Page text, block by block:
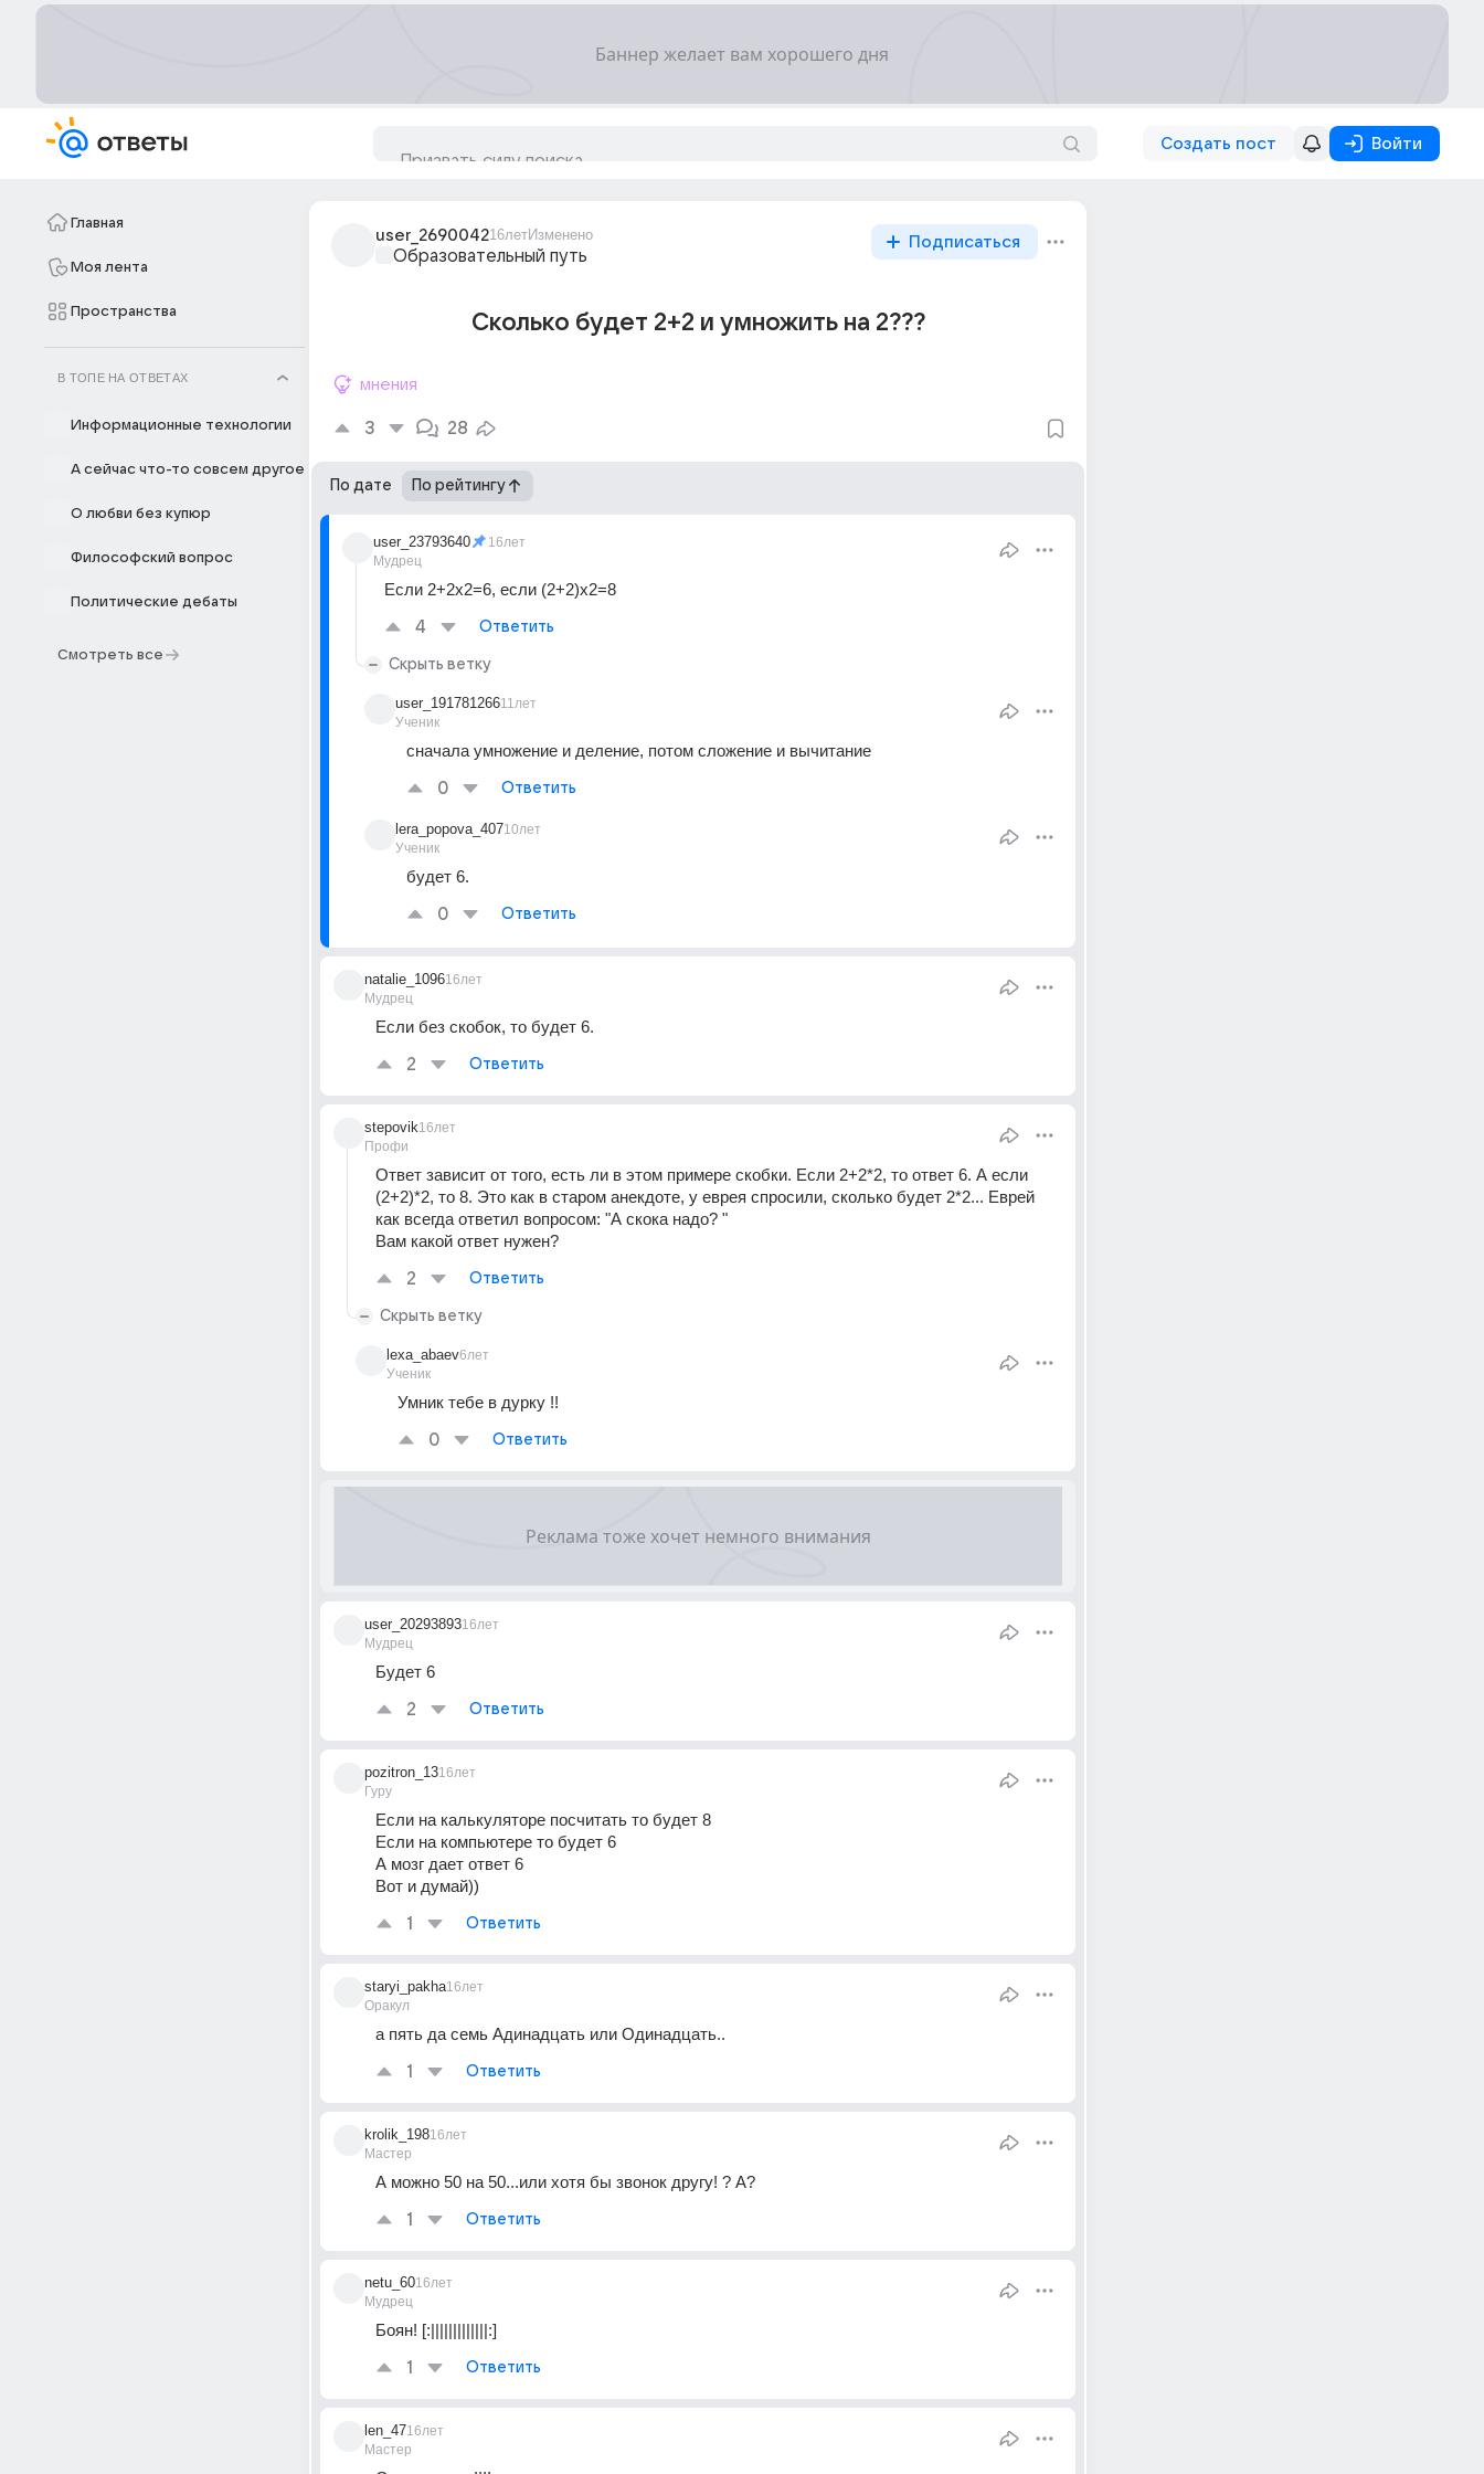
Создать пост Войти
Главная
Моя лента
Пространства
В ТОПЕ НА ОТВЕТАХ
Информационные технологии
А сейчас что-то совсем другое
О любви без купюр
Философский вопрос
Политические дебаты
Смотреть все
user_269004216летИзменено
Образовательный путь
Подписаться
Сколько будет 2+2 и умножить на 2???
мнения
3 28
По дате По рейтингу
user_23793640
Мудрец
16лет
Если 2+2х2=6, если (2+2)х2=8
4 Ответить
Скрыть ветку
user_191781266
Ученик
11лет
сначала умножение и деление, потом сложение и вычитание
0 Ответить
lera_popova_407
Ученик
10лет
будет 6.
0 Ответить
natalie_1096
Мудрец
16лет
Если без скобок, то будет 6.
2 Ответить
stepovik
Профи
16лет
Ответ зависит от того, есть ли в этом примере скобки. Если 2+2*2, то ответ 6. А если
(2+2)*2, то 8. Это как в старом анекдоте, у еврея спросили, сколько будет 2*2... Еврей
как всегда ответил вопросом: "А скока надо? "
Вам какой ответ нужен?
2 Ответить
Скрыть ветку
lexa_abaev
Ученик
6лет
Умник тебе в дурку !!
0 Ответить
user_20293893
Мудрец
16лет
Будет 6
2 Ответить
pozitron_13
Гуру
16лет
Если на калькуляторе посчитать то будет 8
Если на компьютере то будет 6
А мозг дает ответ 6
Вот и думай))
1 Ответить
staryi_pakha
Оракул
16лет
а пять да семь Адинадцать или Одинадцать..
1 Ответить
krolik_198
Мастер
16лет
А можно 50 на 50...или хотя бы звонок другу! ? А?
1 Ответить
netu_60
Мудрец
16лет
Боян! [:|||||||||||||:]
1 Ответить
len_47
Мастер
16лет